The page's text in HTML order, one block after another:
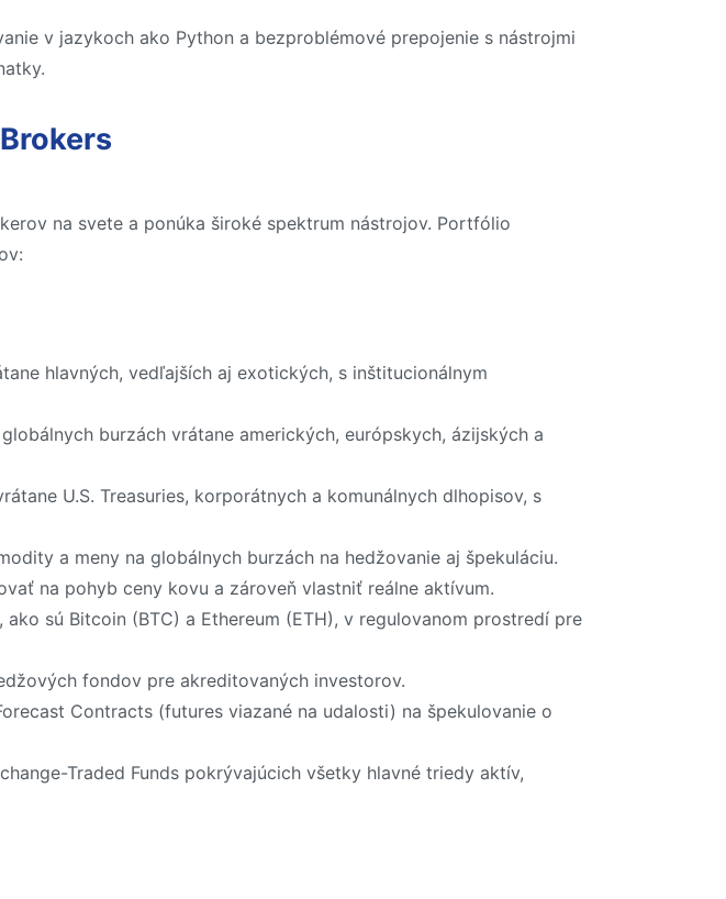
v jazykoch ako Python a bezproblémové prepojenie s nástrojmi
na svete a ponúka široké spektrum nástrojov. Portfólio
hlavných, vedľajších aj exotických, s inštitucionálnym
burzách vrátane amerických, európskych, ázijských a
U.S. Treasuries, korporátnych a komunálnych dlhopisov, s
a meny na globálnych burzách na hedžovanie aj špekuláciu.
na pohyb ceny kovu a zároveň vlastniť reálne aktívum.
sú Bitcoin (BTC) a Ethereum (ETH), v regulovanom prostredí pre
fondov pre akreditovaných investorov.
Contracts (futures viazané na udalosti) na špekulovanie o
Traded Funds pokrývajúcich všetky hlavné triedy aktív,